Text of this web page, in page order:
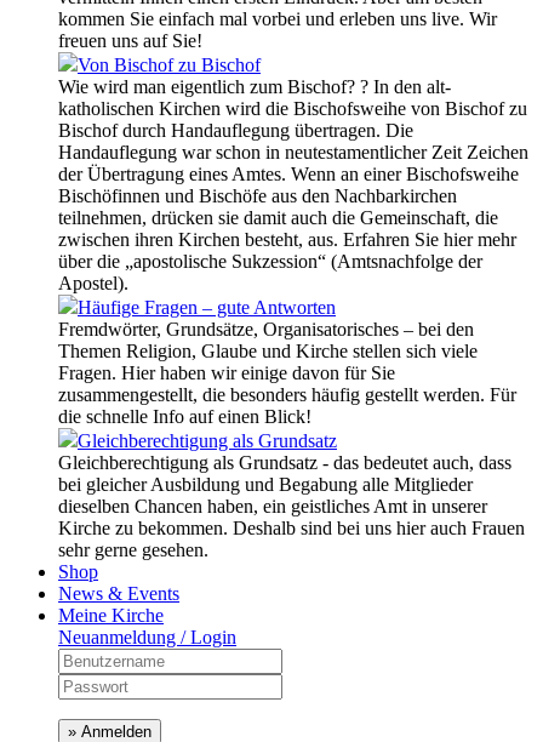
kommen Sie einfach mal vorbei und erleben uns live. Wir
freuen uns auf Sie!
Von Bischof zu Bischof
Wie wird man eigentlich zum Bischof? ? In den alt-
katholischen Kirchen wird die Bischofsweihe von Bischof zu
Bischof durch Handauflegung übertragen. Die
Handauflegung war schon in neutestamentlicher Zeit Zeichen
der Übertragung eines Amtes. Wenn an einer Bischofsweihe
Bischöfinnen und Bischöfe aus den Nachbarkirchen
teilnehmen, drücken sie damit auch die Gemeinschaft, die
zwischen ihren Kirchen besteht, aus. Erfahren Sie hier mehr
über die „apostolische Sukzession“ (Amtsnachfolge der
Apostel).
Häufige Fragen – gute Antworten
Fremdwörter, Grundsätze, Organisatorisches – bei den
Themen Religion, Glaube und Kirche stellen sich viele
Fragen. Hier haben wir einige davon für Sie
zusammengestellt, die besonders häufig gestellt werden. Für
die schnelle Info auf einen Blick!
Gleichberechtigung als Grundsatz
Gleichberechtigung als Grundsatz - das bedeutet auch, dass
bei gleicher Ausbildung und Begabung alle Mitglieder
dieselben Chancen haben, ein geistliches Amt in unserer
Kirche zu bekommen. Deshalb sind bei uns hier auch Frauen
sehr gerne gesehen.
Shop
News & Events
Meine Kirche
Neuanmeldung / Login
» Anmelden